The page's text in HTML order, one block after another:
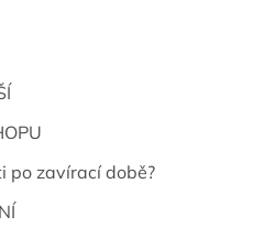
po zavírací době?